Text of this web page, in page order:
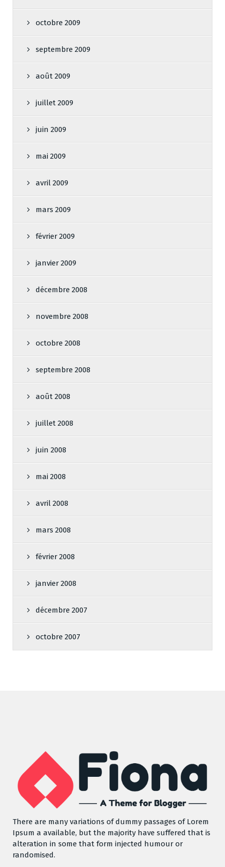
octobre 2009
septembre 2009
août 2009
juillet 2009
juin 2009
mai 2009
avril 2009
mars 2009
février 2009
janvier 2009
décembre 2008
novembre 2008
octobre 2008
septembre 2008
août 2008
juillet 2008
juin 2008
mai 2008
avril 2008
mars 2008
février 2008
janvier 2008
décembre 2007
octobre 2007
There are many variations of dummy passages of Lorem
Ipsum a available, but the majority have suffered that is
alteration in some that form injected humour or
randomised.